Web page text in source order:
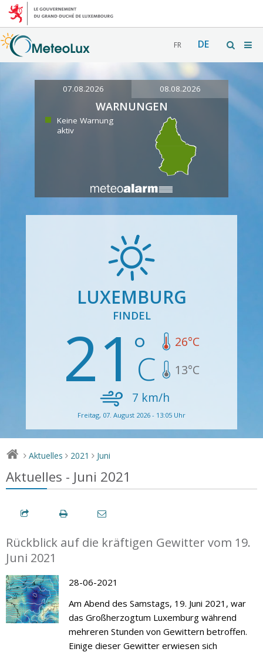
FR DE
07.08.2026 08.08.2026
WARNUNGEN
Keine Warnung
aktiv
LUXEMBURG
FINDEL
21 26°C
13°C
7 km/h
Freitag, 07. August 2026 - 13:05 Uhr
> Aktuelles > 2021 > Juni
Aktuelles - Juni 2021
Rückblick auf die kräftigen Gewitter vom 19.
Juni 2021
28-06-2021
Am Abend des Samstags, 19. Juni 2021, war
das Großherzogtum Luxemburg während
mehreren Stunden von Gewittern betroffen.
Einige dieser Gewitter erwiesen sich